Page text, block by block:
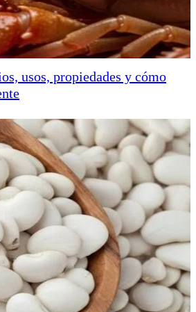
usos, propiedades y cómo